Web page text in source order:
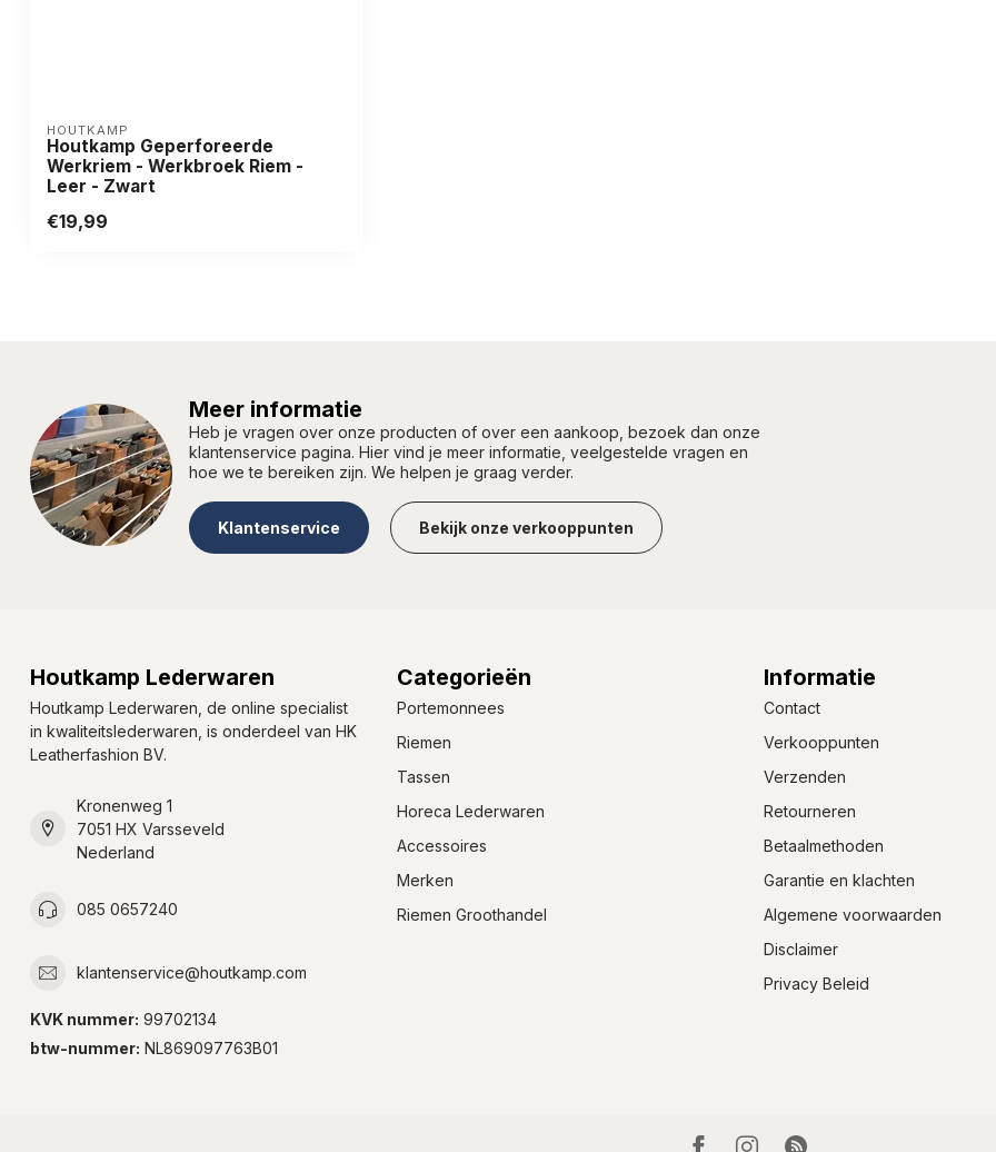
HOUTKAMP
Houtkamp Geperforeerde
Werkriem - Werkbroek Riem -
Leer - Zwart
€19,99
Meer informatie
Heb je vragen over onze producten of over een aankoop, bezoek dan onze
klantenservice pagina. Hier vind je meer informatie, veelgestelde vragen en
hoe we te bereiken zijn. We helpen je graag verder.
Klantenservice Bekijk onze verkooppunten
Houtkamp Lederwaren
Houtkamp Lederwaren, de online specialist
in kwaliteitslederwaren, is onderdeel van HK
Leatherfashion BV.
Kronenweg 1
7051 HX Varsseveld
Nederland
085 0657240
klantenservice@houtkamp.com
KVK nummer: 99702134
btw-nummer: NL869097763B01
Categorieën
Portemonnees
Riemen
Tassen
Horeca Lederwaren
Accessoires
Merken
Riemen Groothandel
Informatie
Contact
Verkooppunten
Verzenden
Retourneren
Betaalmethoden
Garantie en klachten
Algemene voorwaarden
Disclaimer
Privacy Beleid